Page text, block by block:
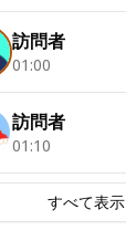
訪問者
01:00
訪問者
01:10
すべて表示